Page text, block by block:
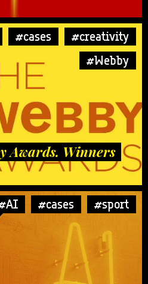
#cases
#creativity
#Webby
Awards. Winners
#cases #sport